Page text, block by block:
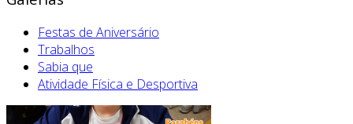
Festas de Aniversário
Trabalhos
Sabia que
Atividade Física e Desportiva